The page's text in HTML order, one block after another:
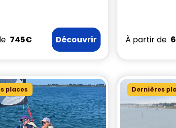
745€ Découvrir À partir de
places Dernières